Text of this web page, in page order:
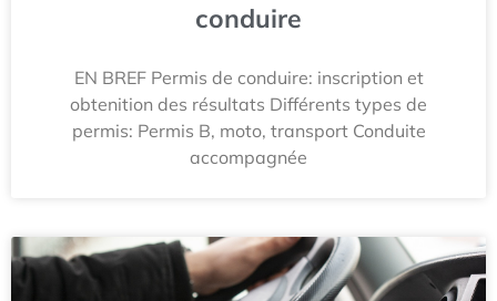
conduire
EN BREF Permis de conduire: inscription et
obtenition des résultats Différents types de
permis: Permis B, moto, transport Conduite
accompagnée